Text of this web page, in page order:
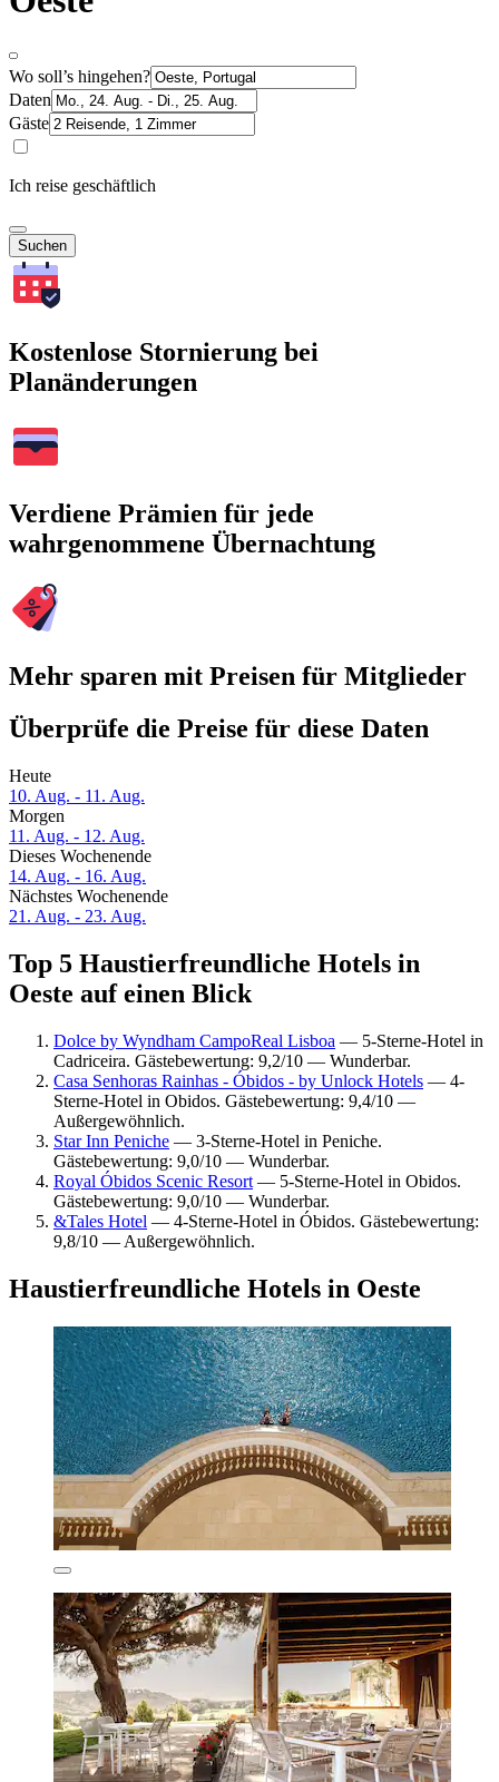
Wo soll’s hingehen?
Daten
Gäste
Ich reise geschäftlich
Suchen
Kostenlose Stornierung bei
Planänderungen
Verdiene Prämien für jede
wahrgenommene Übernachtung
Mehr sparen mit Preisen für Mitglieder
Überprüfe die Preise für diese Daten
Heute
10. Aug. - 11. Aug.
Morgen
11. Aug. - 12. Aug.
Dieses Wochenende
14. Aug. - 16. Aug.
Nächstes Wochenende
21. Aug. - 23. Aug.
Top 5 Haustierfreundliche Hotels in
Oeste auf einen Blick
Dolce by Wyndham CampoReal Lisboa — 5-Sterne-Hotel in
Cadriceira. Gästebewertung: 9,2/10 — Wunderbar.
Casa Senhoras Rainhas - Óbidos - by Unlock Hotels — 4-
Sterne-Hotel in Obidos. Gästebewertung: 9,4/10 —
Außergewöhnlich.
Star Inn Peniche — 3-Sterne-Hotel in Peniche.
Gästebewertung: 9,0/10 — Wunderbar.
Royal Óbidos Scenic Resort — 5-Sterne-Hotel in Obidos.
Gästebewertung: 9,0/10 — Wunderbar.
&Tales Hotel — 4-Sterne-Hotel in Óbidos. Gästebewertung:
9,8/10 — Außergewöhnlich.
Haustierfreundliche Hotels in Oeste